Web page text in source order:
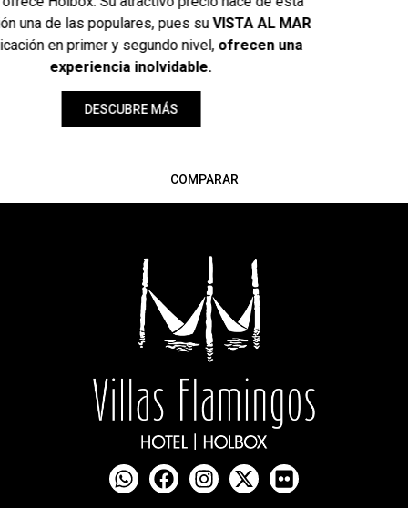
cuentan con su propiapiscina interior
camas queen, una ducha al exterior rodeada de
naturaleza y una terraza perfecta para disfrutar de
buen libro. Ideales para familias.
COMPARAR